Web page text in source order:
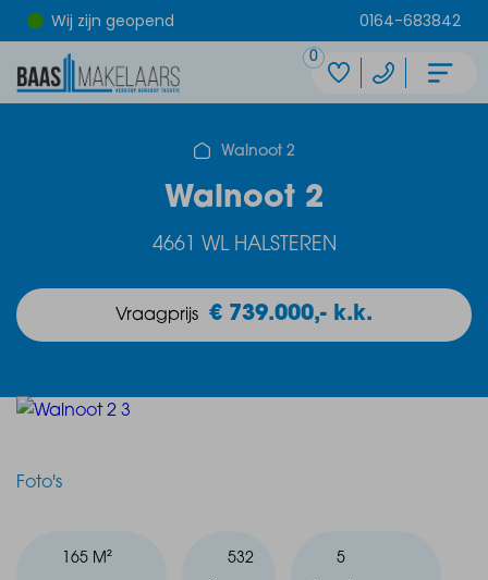
Wij zijn geopend 0164-683842
0
Walnoot 2
Walnoot 2
4661 WL HALSTEREN
Vraagprijs € 739.000,- k.k.
Foto's
165 M²
532
5